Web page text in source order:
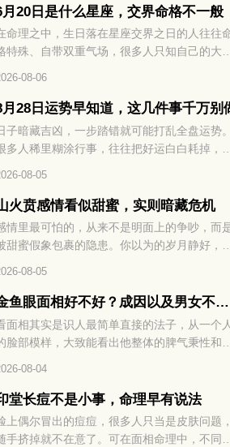
年的运势密码。冥冥之中自有定数，七月初
地门开，你的运势将迎来大转折。想知道究竟
是凶、该如何顺势把握，不妨接着往下细看
月20日是什么星座，交界命格不一般
命理之中，生日落在星座交界之日的人往往
特殊、自带双重气场，很多人只知自己的大
般的命格玄机，想解锁自身完整运势，不妨
往下细看。6月20日是什么星座，交界命格
，你的性格、财运与情路走向，全文为你一
晓。
08-06
月28日运势早知道，这几件事千万别
子暗藏吉凶，一步踏错就可能打乱全盘运势
多人稀里糊涂行事，往往把好运白白耗掉，
，这几件事千万别做，想顺顺利利过好这天
就继续往下看详细解析。
08-05
火贲感情看似甜蜜，实则暗藏危机
情里最可怕的，从来不是明面上的争吵，而
甜蜜假象包裹的隐患。你以为的岁月静好，
藏着烧尽根基的风险。山火贲感情看似甜蜜
则暗藏危机，想看清这段关系的真相，就继
下看详细解析。
08-05
金鱼眼面相好不好？成因以及男女不同命运解读
面相其实是识人最简单直接的法子，从一个
脸部模样，大致能看出他整体的脾气秉性和
鱼眼的人是什么性子，一生命运走势又如何
面咱们就好好聊聊这种眼相的相关说法。
08-04
堂长痘不是小事，命理早有说法
上偶尔冒出的痘痘，很多人只当是皮肤问题
手挤掉就不在意了。可在面相命理中，不同